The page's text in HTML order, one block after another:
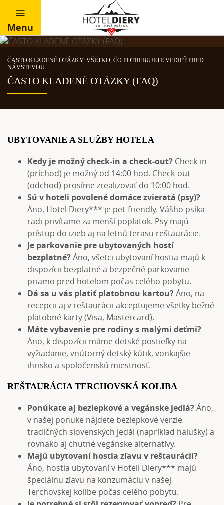
Menu
ČASTO KLADENÉ OTÁZKY: VŠETKO, ČO POTREBUJETE VEDIEŤ PRED
NÁVŠTEVOU
ČASTO KLADENÉ OTÁZKY (FAQ)
UBYTOVANIE A SLUŽBY HOTELA
Kedy je možný check-in a check-out? Check-in
(príchod) je možný od 14:00 hod. Check-out
(odchod) prosíme zrealizovať do 10:00 hod.
Sú v hoteli povolené domáce zvieratá (psy)?
Áno, Hotel Diery*** je pet-friendly. Vášho psíka
radi privítame za menší poplatok. Psy majú
prístup do izieb aj na letnú terasu reštaurácie.
Je parkovanie pre ubytovaných hostí
bezplatné?Áno, všetci ubytovaní hostia majú k
dispozícii bezplatné a bezpečné parkovanie
priamo pred hotelom počas celého pobytu.
Dá sa u vás platiť platobnou kartou?Áno, na
recepcii aj v reštaurácii akceptujeme všetky bežné
platobné karty (Visa, Mastercard).
Máte vybavenie pre rodiny s malými deťmi?
Áno, k dispozícii máme detské postieľky na
vyžiadanie, vnútorný detský kútik, vonkajšie
ihrisko a spoločenskú miestnosť.
REŠTAURÁCIA TERCHOVSKÁ KOLIBA
Ponúkate aj bezlepkové a vegánske jedlá?Áno,
v našej ponuke nájdete bezlepkové verzie
tradičných slovenských jedál (napríklad halušky) a
rovnako aj chutné vegánske alternatívy.
Majú ubytovaní hostia zľavu v reštaurácii?
Áno, hostia ubytovaní v Hoteli Diery*** majú
špeciálnu zľavu na konzumáciu v našej
Terchovskej kolibe počas celého pobytu.